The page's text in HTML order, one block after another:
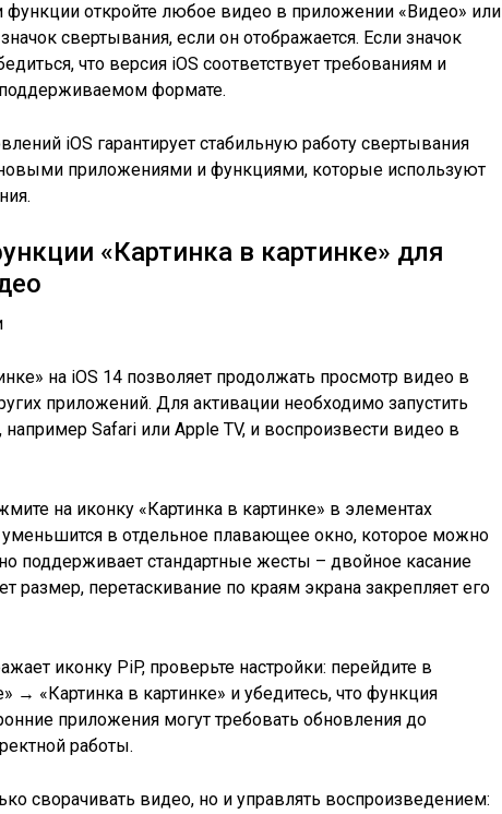
функции откройте любое видео в приложении «Видео» или
свертывания, если он отображается. Если значок
что версия iOS соответствует требованиям и
формате.
iOS гарантирует стабильную работу свертывания
приложениями и функциями, которые используют
«Картинка в картинке» для
на iOS 14 позволяет продолжать просмотр видео в
приложений. Для активации необходимо запустить
Safari или Apple TV, и воспроизвести видео в
на иконку «Картинка в картинке» в элементах
в отдельное плавающее окно, которое можно
поддерживает стандартные жесты – двойное касание
размер, перетаскивание по краям экрана закрепляет его
иконку PiP, проверьте настройки: перейдите в
→ «Картинка в картинке» и убедитесь, что функция
приложения могут требовать обновления до
работы.
сворачивать видео, но и управлять воспроизведением: